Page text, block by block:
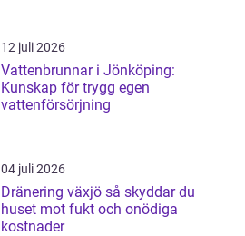
12 juli 2026
Vattenbrunnar i Jönköping:
Kunskap för trygg egen
vattenförsörjning
04 juli 2026
Dränering växjö så skyddar du
huset mot fukt och onödiga
kostnader